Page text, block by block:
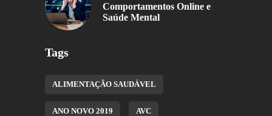
Comportamentos Online e
Saúde Mental
Tags
ALIMENTAÇÃO SAUDÁVEL
ANO NOVO 2019 AVC